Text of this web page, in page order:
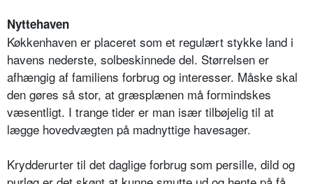
Nyttehaven
Køkkenhaven er placeret som et regulært stykke land i
havens nederste, solbeskinnede del. Størrelsen er
afhængig af familiens forbrug og interesser. Måske skal
den gøres så stor, at græsplænen må formindskes
væsentligt. I trange tider er man især tilbøjelig til at
lægge hovedvægten på madnyttige havesager.
Krydderurter til det daglige forbrug som persille, dild og